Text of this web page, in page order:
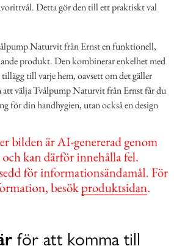
Detta gör den till ett praktiskt val
Naturvit från Ernst en funktionell,
produkt. Den kombinerar enkelhet med
till varje hem, oavsett om det gäller
välja Tvålpump Naturvit från Ernst får du
för din handhygien, utan också en design
för att komma till